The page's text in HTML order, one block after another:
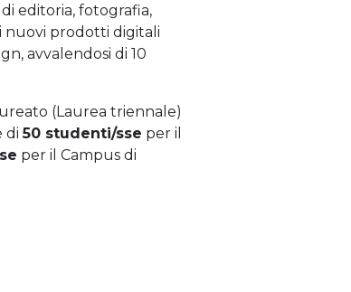
editoria, fotografia,
nuovi prodotti digitali
avvalendosi di 10
(Laurea triennale)
di50 studenti/sse per il
per il Campus di